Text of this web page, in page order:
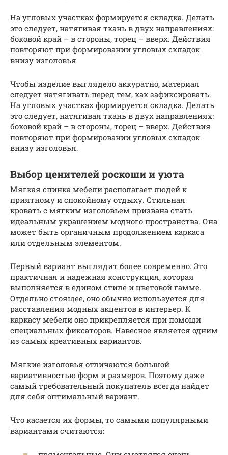
На угловых участках формируется складка. Делать
это следует, натягивая ткань в двух направлениях:
боковой край – в стороны, торец – вверх. Действия
повторяют при формировании угловых складок
внизу изголовья
Чтобы изделие выглядело аккуратно, материал
следует натягивать перед тем, как зафиксировать.
На угловых участках формируется складка. Делать
это следует, натягивая ткань в двух направлениях:
боковой край – в стороны, торец – вверх. Действия
повторяют при формировании угловых складок
внизу изголовья.
Выбор ценителей роскоши и уюта
Мягкая спинка мебели располагает людей к
приятному и спокойному отдыху. Стильная
кровать с мягким изголовьем призвана стать
идеальным украшением модного пространства. Она
может быть органичным продолжением каркаса
или отдельным элементом.
Первый вариант выглядит более современно. Это
практичная и надежная конструкция, которая
выполняется в едином стиле и цветовой гамме.
Отдельно стоящее, оно обычно используется для
расставления модных акцентов в интерьер. К
каркасу мебели оно прикрепляется при помощи
специальных фиксаторов. Навесное является одним
из самых креативных вариантов.
Мягкие изголовья отличаются большой
вариативностью форм и размеров. Поэтому даже
самый требовательный покупатель всегда найдет
для себя оптимальный вариант.
Что касается их формы, то самыми популярными
вариантами считаются: